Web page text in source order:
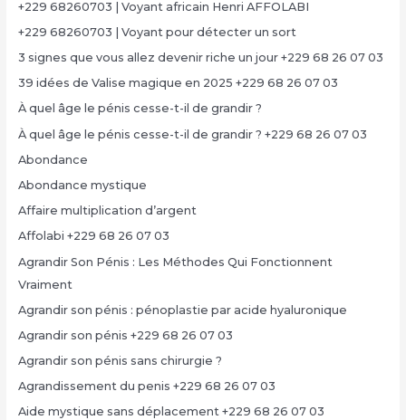
+229 68260703 | Voyant africain Henri AFFOLABI
+229 68260703 | Voyant pour détecter un sort
3 signes que vous allez devenir riche un jour +229 68 26 07 03
39 idées de Valise magique en 2025 +229 68 26 07 03
À quel âge le pénis cesse-t-il de grandir ?
À quel âge le pénis cesse-t-il de grandir ? +229 68 26 07 03
Abondance
Abondance mystique
Affaire multiplication d’argent
Affolabi +229 68 26 07 03
Agrandir Son Pénis : Les Méthodes Qui Fonctionnent
Vraiment
Agrandir son pénis : pénoplastie par acide hyaluronique
Agrandir son pénis +229 68 26 07 03
Agrandir son pénis sans chirurgie ?
Agrandissement du penis +229 68 26 07 03
Aide mystique sans déplacement +229 68 26 07 03